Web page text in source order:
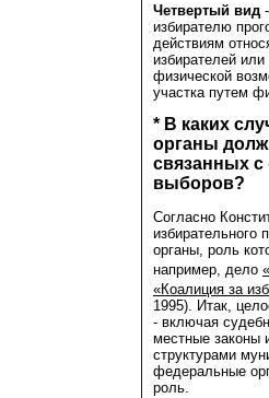
Четвертый вид
избирателю
действиям
избирателей
физической
участка путем
* В каких
органы
связанных
выборов?
Согласно
избирательного
органы, роль
например, дело
«Коалиция за
1995). Итак,
- включая
местные законы
структурами
федеральные
роль.